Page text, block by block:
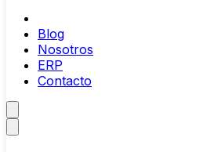
Blog
Nosotros
ERP
Contacto